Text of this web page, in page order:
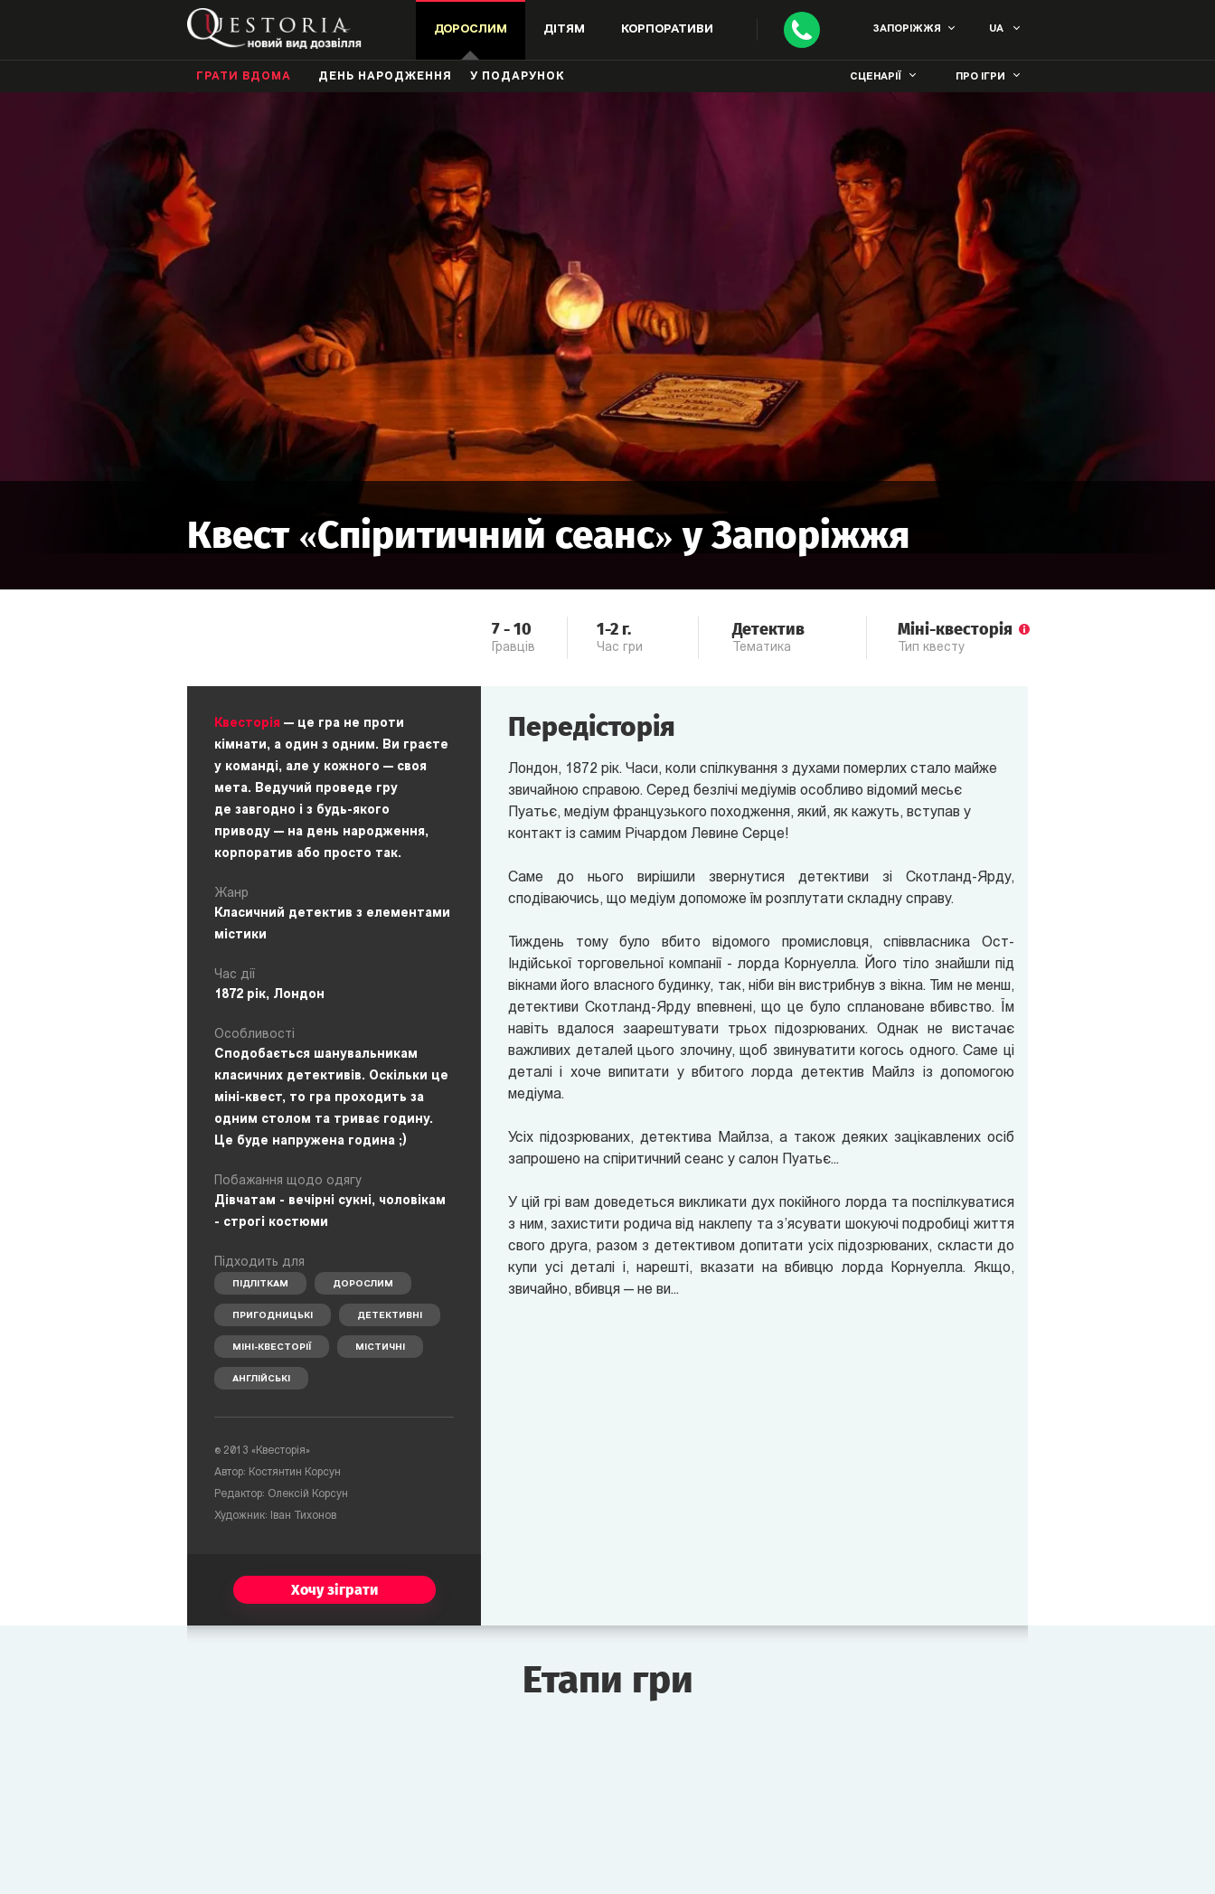
ДОРОСЛИМ ДІТЯМ КОРПОРАТИВИ ЗАПОРІЖЖЯ UA
ГРАТИ ВДОМА ДЕНЬ НАРОДЖЕННЯ У ПОДАРУНОК СЦЕНАРІЇ ПРО ІГРИ
Квест «Спіритичний сеанс» уЗапоріжжя
7-10
Гравців
1-2 г.
Час гри
Детектив
Тематика
Міні-квесторія
Тип квесту
Квесторія — це гра не проти
кімнати, а один з одним. Ви граєте
у команді, але у кожного — своя
мета. Ведучий проведе гру
де завгодно і з будь-якого
приводу — на день народження,
корпоратив або просто так.
Жанр
Класичний детектив з елементами
містики
Час дії
1872 рік, Лондон
Особливості
Сподобається шанувальникам
класичних детективів. Оскільки це
міні-квест, то гра проходить за
одним столом та триває годину.
Це буде напружена година ;)
Побажання щодо одягу
Дівчатам - вечірні сукні, чоловікам
- строгі костюми
Підходить для
ПІДЛІТКАМ ДОРОСЛИМ
ПРИГОДНИЦЬКІ ДЕТЕКТИВНІ
МІНІ-КВЕСТОРІЇ МІСТИЧНІ
АНГЛІЙСЬКІ
© 2013 «Квесторія»
Автор: Костянтин Корсун
Редактор: Олексій Корсун
Художник: Іван Тихонов
Хочу зіграти
Передісторія
Лондон, 1872 рік. Часи, коли спілкування з духами померлих стало майже
звичайною справою. Серед безлічі медіумів особливо відомий месьє
Пуатьє, медіум французького походження, який, як кажуть, вступав у
контакт із самим Річардом Левине Серце!
Саме до нього вирішили звернутися детективи зі Скотланд-Ярду,
сподіваючись, що медіум допоможе їм розплутати складну справу.
Тиждень тому було вбито відомого промисловця, співвласника Ост-
Індійської торговельної компанії - лорда Корнуелла. Його тіло знайшли під
вікнами його власного будинку, так, ніби він вистрибнув з вікна. Тим не менш,
детективи Скотланд-Ярду впевнені, що це було сплановане вбивство. Їм
навіть вдалося заарештувати трьох підозрюваних. Однак не вистачає
важливих деталей цього злочину, щоб звинуватити когось одного. Саме ці
деталі і хоче випитати у вбитого лорда детектив Майлз із допомогою
медіума.
Усіх підозрюваних, детектива Майлза, а також деяких зацікавлених осіб
запрошено на спіритичний сеанс у салон Пуатьє...
У цій грі вам доведеться викликати дух покійного лорда та поспілкуватися
з ним, захистити родича від наклепу та з’ясувати шокуючі подробиці життя
свого друга, разом з детективом допитати усіх підозрюваних, скласти до
купи усі деталі і, нарешті, вказати на вбивцю лорда Корнуелла. Якщо,
звичайно, вбивця — не ви...
Етапи гри